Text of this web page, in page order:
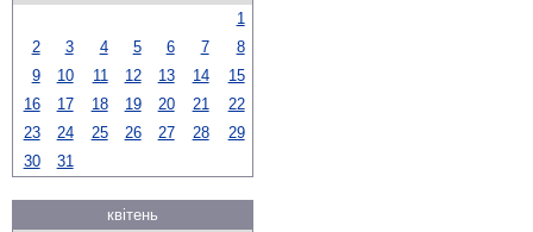
1
2
3 4 5 6 7
8
9
10 11 12 13 14
15
16
17 18 19 20 21
22
23
24 25 26 27 28
29
30
31
квітень